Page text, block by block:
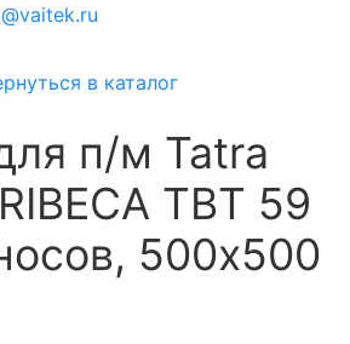
в каталог
п/м Tatra
TBT 59
500х500